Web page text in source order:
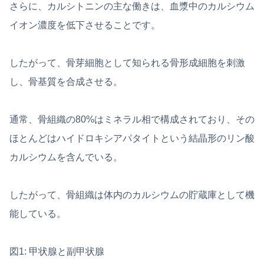
さらに、カルシトニンの主な働きは、血漿中のカルシウム
イオン濃度を低下させることです。
したがって、骨芽細胞として知られる骨形成細胞を刺激
し、骨基質を合成させる。
通常、骨組織の80%はミネラル相で構成されており、その
ほとんどはハイドロキシアパタイトという結晶形のリン酸
カルシウムを含んでいる。
したがって、骨組織は体内のカルシウムの貯蔵庫として機
能している。
図1: 甲状腺と副甲状腺